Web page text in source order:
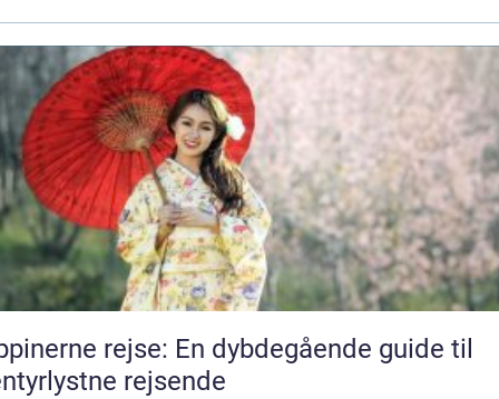
rejse: En dybdegående guide til
rejsende